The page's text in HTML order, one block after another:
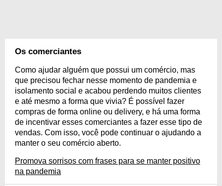
Os comerciantes
Como ajudar alguém que possui um comércio, mas
que precisou fechar nesse momento de pandemia e
isolamento social e acabou perdendo muitos clientes
e até mesmo a forma que vivia? É possível fazer
compras de forma online ou delivery, e há uma forma
de incentivar esses comerciantes a fazer esse tipo de
vendas. Com isso, você pode continuar o ajudando a
manter o seu comércio aberto.
Promova sorrisos com frases para se manter positivo
na pandemia